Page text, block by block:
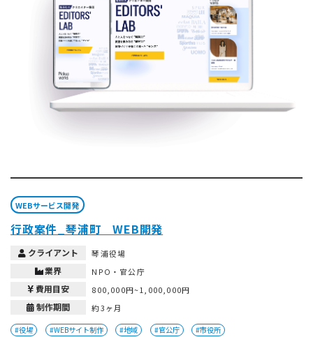
WEBサービス開発
行政案件_琴浦町 WEB開発
クライアント 琴浦役場
業界 NPO・官公庁
費用目安 800,000円~1,000,000円
制作期間 約3ヶ月
#役場 #WEBサイト制作 #地域 #官公庁 #市役所